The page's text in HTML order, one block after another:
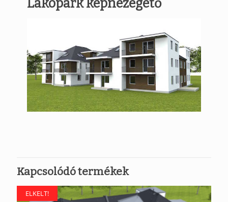
Lakópark képnézegető
Kapcsolódó termékek
ELKELT!